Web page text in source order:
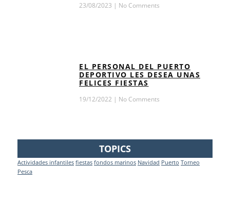
23/08/2023 No Comments
EL PERSONAL DEL PUERTO
DEPORTIVO LES DESEA UNAS
FELICES FIESTAS
19/12/2022 No Comments
TOPICS
Actividades infantiles fiestas fondos marinos Navidad Puerto Torneo
Pesca